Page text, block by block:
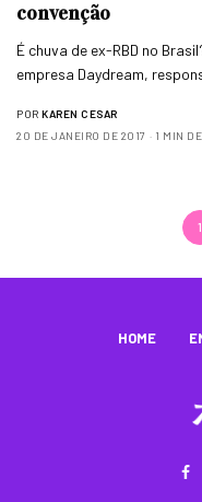
convenção
É chuva de ex-RBD no
empresa Daydream,
POR KAREN CESAR
20 DE JANEIRO DE 2017
1 MIN
1
HOME